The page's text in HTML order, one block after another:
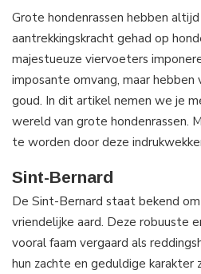
Grote hondenrassen hebben
aantrekkingskracht gehad op
majestueuze viervoeters
imposante omvang, maar hebben
goud. In dit artikel nemen we je
wereld van grote hondenrassen.
te worden door deze
Sint-Bernard
De Sint-Bernard staat bekend
vriendelijke aard. Deze robuuste
vooral faam vergaard als
hun zachte en geduldige karakter